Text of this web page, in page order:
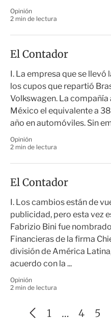
Opinión
2 min de lectura
El Contador
I. La empresa que se llevó
los cupos que repartió
Volkswagen. La
México el equivalente a
año en automóviles. Sin
Opinión
2 min de lectura
El Contador
I. Los cambios están de
publicidad, pero esta vez
Fabrizio Bini fue
Financieras de la firma
división de América
acuerdo con la ...
Opinión
2 min de lectura
1 … 4 5